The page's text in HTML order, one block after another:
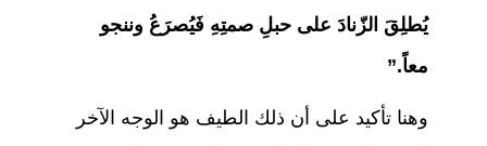
يُطلِقَ الزّنادَ على حبلِ صمتِهِ فَيُصرَعُ وننجو
معاً.”
وهنا تأكيد على أن ذلك الطيف هو الوجه الآخر